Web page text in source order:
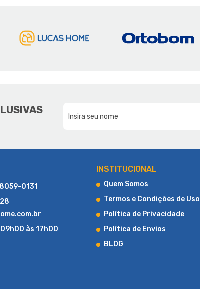
LUCAS HOME
CONHEÇA UM POUCO MAIS SOBRE A LUCAS HOME
0131
às 17h00
INSTITUCIONAL
Quem Somos
Termos e Condições de Uso
Política de Privacidade
Política de Envios
BLOG